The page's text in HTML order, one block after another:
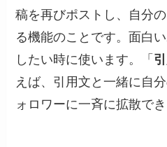
稿を再びポストし、自分
る機能のことです。面白
したい時に使います。「
えば、引用文と一緒に自
ォロワーに一斉に拡散でき